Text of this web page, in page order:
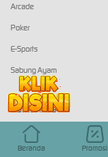
Arcade
Poker
E-Sports
Sabung Ayam
Komunitas
Beranda Promosi